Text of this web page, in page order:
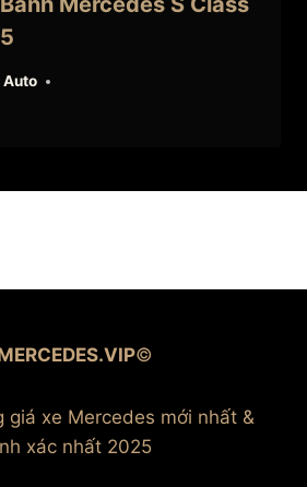
Auto
©
giá xe Mercedes mới nhất &
xác nhất 2025